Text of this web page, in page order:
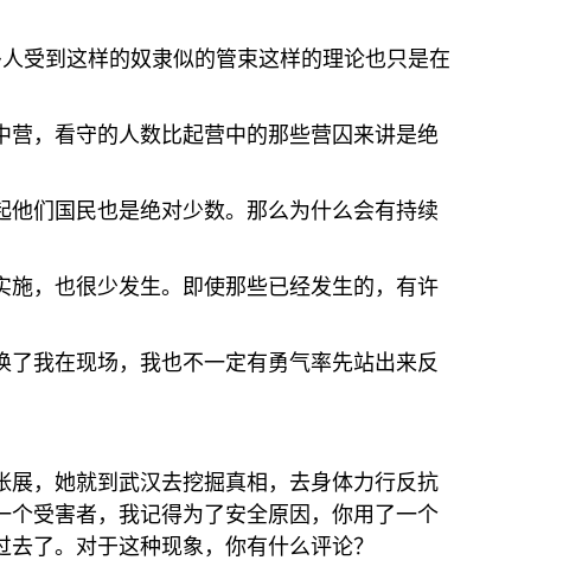
受到这样的奴隶似的管束这样的理论也只是在
，看守的人数比起营中的那些营囚来讲是绝
们国民也是绝对少数。那么为什么会有持续
，也很少发生。即使那些已经发生的，有许
我在现场，我也不一定有勇气率先站出来反
，她就到武汉去挖掘真相，去身体力行反抗
个受害者，我记得为了安全原因，你用了一个
了。对于这种现象，你有什么评论？